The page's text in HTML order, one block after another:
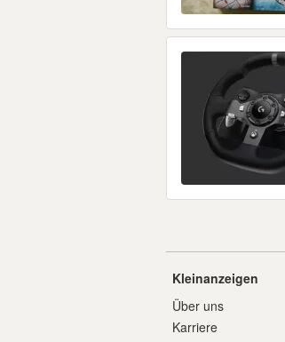
Kleinanzeigen
Über uns
Karriere